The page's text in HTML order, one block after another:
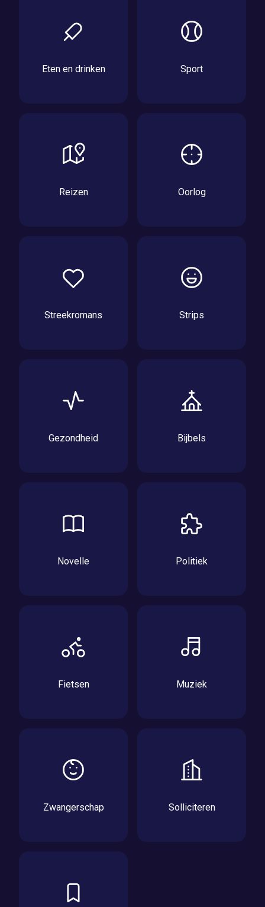
Eten en drinken Sport
Reizen Oorlog
Streekromans Strips
Gezondheid Bijbels
Novelle Politiek
Fietsen Muziek
Zwangerschap Solliciteren